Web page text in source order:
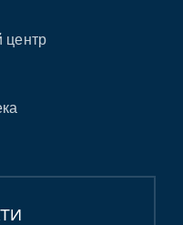
центр